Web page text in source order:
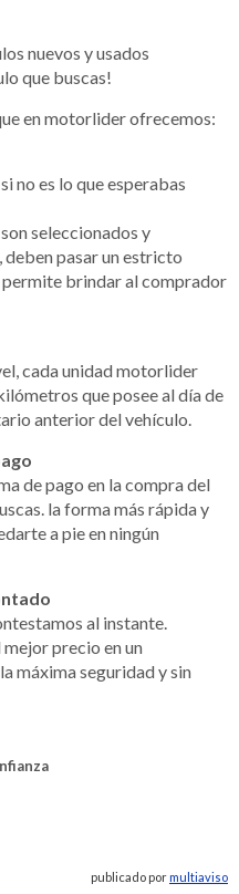
nuevos y usados
que buscas!
en motorlider ofrecemos:
no es lo que esperabas
seleccionados y
pasar un estricto
brindar al comprador
cada unidad motorlider
que posee al día de
anterior del vehículo.
de pago en la compra del
la forma más rápida y
a pie en ningún
al instante.
precio en un
máxima seguridad y sin
publicado pormultiaviso